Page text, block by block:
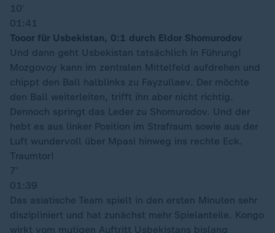
10′
01:41
Tooor für Usbekistan, 0:1 durch Eldor Shomurodov
Und dann geht Usbekistan tatsächlich in Führung!
Mozgovoy kann im zentralen Mittelfeld aufdrehen und
chippt den Ball halblinks zu Fayzullaev. Der möchte
den Ball weiterleiten, trifft ihn aber nicht richtig.
Dennoch springt das Leder zu Shomurodov. Und der
hebt es aus linker Position im Strafraum sowie aus der
Luft wundervoll über Mpasi hinweg ins rechte Eck.
Traumtor!
7′
01:39
Das asiatische Team spielt in den ersten Minuten sehr
diszipliniert und hat zunächst mehr Spielanteile. Kongo
wirkt vom mutigen Auftritt Usbekistans bislang